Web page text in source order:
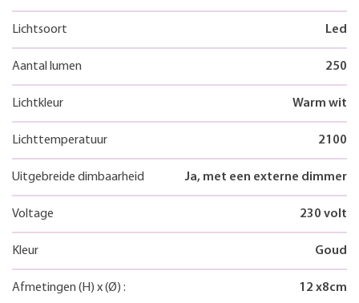
Lichtsoort Led
Aantal lumen 250
Lichtkleur Warm wit
Lichttemperatuur 2100
Uitgebreide dimbaarheid Ja, met een externe dimmer
Voltage 230 volt
Kleur Goud
Afmetingen (H) x(Ø) : 12 x8cm